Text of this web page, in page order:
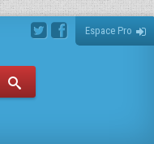
Espace Pro